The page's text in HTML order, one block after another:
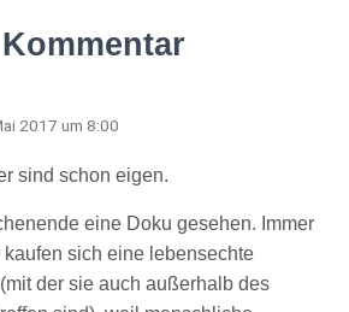
2017 um 8:00
sind schon eigen.
eine Doku gesehen. Immer
kaufen sich eine lebensechte
der sie auch außerhalb des